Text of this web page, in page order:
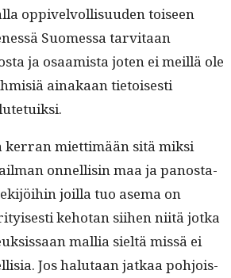
oppivelvol­lisu­u­den toiseen
Suomes­sa tarvi­taan
ja osaamista joten ei meil­lä ole
ainakaan tietois­es­ti
ker­ran miet­timään sitä mik­si
onnel­lisin maa ja panos­ta­
joil­la tuo ase­ma on
kehotan siihen niitä jot­ka
mallia sieltä mis­sä ei
Jos halu­taan jatkaa pohjo­is­